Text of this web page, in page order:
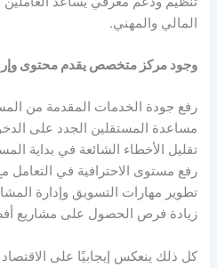
المالي والمهني.
وجود مركز متخصص يقدم محتوى
رفع جودة الخدمات المقدمة من
مساعدة المستقلين الجدد على
تقليل الأخطاء الشائعة في بداية
رفع مستوى الاحترافية في التعامل
تطوير مهارات التسويق وإدارة
زيادة فرص الحصول على مشاريع
كل ذلك ينعكس إيجابيًا على